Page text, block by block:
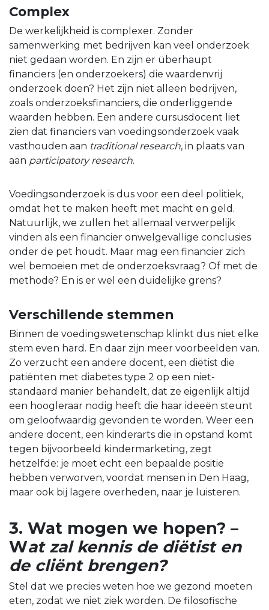
Complex
De werkelijkheid is complexer. Zonder
samenwerking met bedrijven kan veel onderzoek
niet gedaan worden. En zijn er überhaupt
financiers (en onderzoekers) die waardenvrij
onderzoek doen? Het zijn niet alleen bedrijven,
zoals onderzoeksfinanciers, die onderliggende
waarden hebben. Een andere cursusdocent liet
zien dat financiers van voedingsonderzoek vaak
vasthouden aan traditional research, in plaats van
aan participatory research.
Voedingsonderzoek is dus voor een deel politiek,
omdat het te maken heeft met macht en geld.
Natuurlijk, we zullen het allemaal verwerpelijk
vinden als een financier onwelgevallige conclusies
onder de pet houdt. Maar mag een financier zich
wel bemoeien met de onderzoeksvraag? Of met de
methode? En is er wel een duidelijke grens?
Verschillende stemmen
Binnen de voedingswetenschap klinkt dus niet elke
stem even hard. En daar zijn meer voorbeelden van.
Zo verzucht een andere docent, een diëtist die
patiënten met diabetes type 2 op een niet-
standaard manier behandelt, dat ze eigenlijk altijd
een hoogleraar nodig heeft die haar ideeën steunt
om geloofwaardig gevonden te worden. Weer een
andere docent, een kinderarts die in opstand komt
tegen bijvoorbeeld kindermarketing, zegt
hetzelfde: je moet echt een bepaalde positie
hebben verworven, voordat mensen in Den Haag,
maar ook bij lagere overheden, naar je luisteren.
3. Wat mogen we hopen? –
Wat zal kennis de diëtist en
de cliënt brengen?
Stel dat we precies weten hoe we gezond moeten
eten, zodat we niet ziek worden. De filosofische